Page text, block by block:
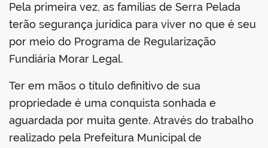
Pela primeira vez, as famílias de Serra Pelada
terão segurança jurídica para viver no que é seu
por meio do Programa de Regularização
Fundiária Morar Legal.
Ter em mãos o título definitivo de sua
propriedade é uma conquista sonhada e
aguardada por muita gente. Através do trabalho
realizado pela Prefeitura Municipal de